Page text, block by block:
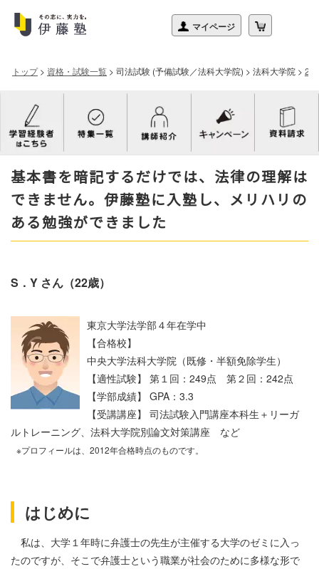
トップ> 資格・試験一覧 > 司法試験 (予備試験／法科大学院) > 法科大学院 >
基本書を暗記するだけでは、法律の理解は
できません。伊藤塾に入塾し、メリハリの
ある勉強ができました
S．Y さん（22歳）
東京大学法学部４年在学中
【合格校】
中央大学法科大学院（既修・半額免除学生）
【適性試験】 第１回：249点 第２回：242点
【学部成績】 GPA：3.3
【受講講座】 司法試験入門講座本科生＋リーガ
ルトレーニング、法科大学院別論文対策講座 など
※プロフィールは、2012年合格時点のものです。
はじめに
私は、大学１年時に弁護士の先生が主催する大学のゼミに入っ
たのですが、そこで弁護士という職業が社会のために多様な形で